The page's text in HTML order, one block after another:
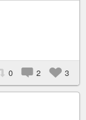
0 2 3